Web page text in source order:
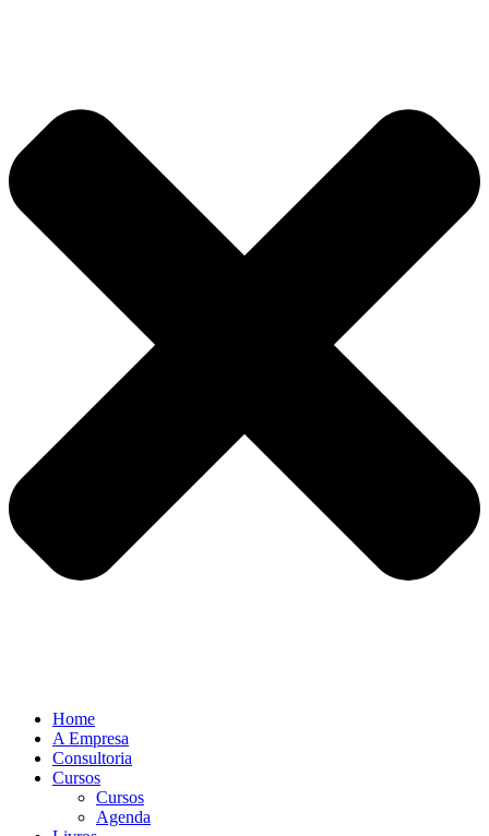
Home
A Empresa
Consultoria
Cursos
Cursos
Agenda